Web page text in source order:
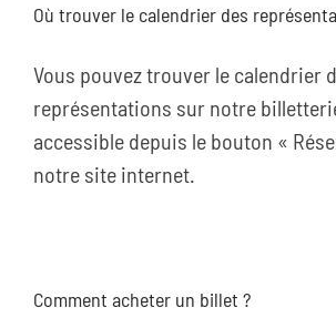
Où trouver le calendrier des
Vous pouvez trouver le calendrier
représentations sur notre
accessible depuis le bouton «
notre site internet.
Comment acheter un billet ?